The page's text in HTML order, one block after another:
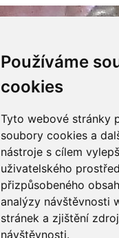
Používáme
cookies
Tyto webové stránky
soubory cookies a
nástroje s cílem
uživatelského
přizpůsobeného
analýzy návštěvnosti
stránek a zjištění
návštěvnosti.
Indianna Ryve
Nostra, CZ
NÁVŠTĚVNOST